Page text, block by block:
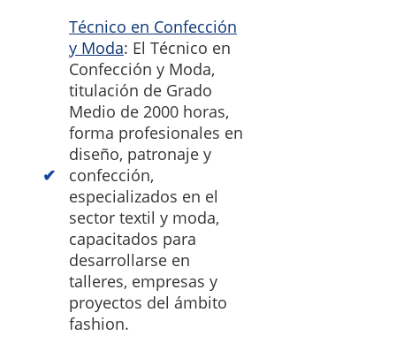
Técnico en Confección
y Moda: El Técnico en
Confección y Moda,
titulación de Grado
Medio de 2000 horas,
forma profesionales en
diseño, patronaje y
confección,
especializados en el
sector textil y moda,
capacitados para
desarrollarse en
talleres, empresas y
proyectos del ámbito
fashion.